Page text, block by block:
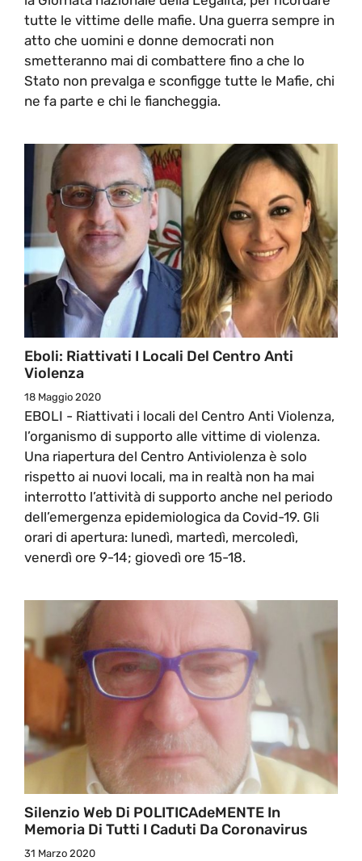
tutte le vittime delle mafie. Una guerra sempre in
atto che uomini e donne democrati non
smetteranno mai di combattere fino a che lo
Stato non prevalga e sconfigge tutte le Mafie, chi
ne fa parte e chi le fiancheggia.
Eboli: Riattivati I Locali Del Centro Anti
Violenza
18 Maggio 2020
EBOLI - Riattivati i locali del Centro Anti Violenza,
l’organismo di supporto alle vittime di violenza.
Una riapertura del Centro Antiviolenza è solo
rispetto ai nuovi locali, ma in realtà non ha mai
interrotto l’attività di supporto anche nel periodo
dell’emergenza epidemiologica da Covid-19. Gli
orari di apertura: lunedì, martedì, mercoledì,
venerdì ore 9-14; giovedì ore 15-18.
Silenzio Web Di POLITICAdeMENTE In
Memoria Di Tutti I Caduti Da Coronavirus
31 Marzo 2020